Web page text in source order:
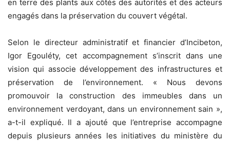
en terre des plants aux côtés des autorités et des acteurs
engagés dans la préservation du couvert végétal.
Selon le directeur administratif et financier d’Incibeton,
Igor Egouléty, cet accompagnement s’inscrit dans une
vision qui associe développement des infrastructures et
préservation de l’environnement. « Nous devons
promouvoir la construction des immeubles dans un
environnement verdoyant, dans un environnement sain »,
a-t-il expliqué. Il a ajouté que l’entreprise accompagne
depuis plusieurs années les initiatives du ministère du